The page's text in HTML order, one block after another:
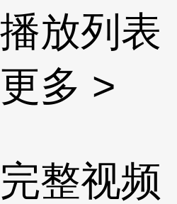
播放列表
更多 >
完整视频